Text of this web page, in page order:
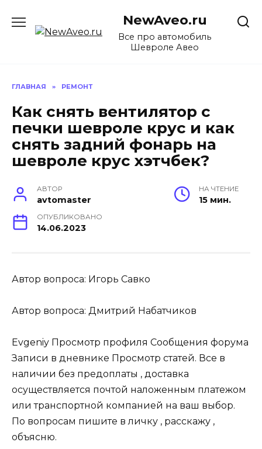
содержанию
NewAveo.ru
Все про автомобиль
Шевроле Авео
ГЛАВНАЯ » РЕМОНТ
Как снять вентилятор с
печки шевроле крус и как
снять задний фонарь на
шевроле крус хэтчбек?
АВТОР
avtomaster
НА ЧТЕНИЕ
15 мин.
ОПУБЛИКОВАНО
14.06.2023
Автор вопроса: Игорь Савко
Автор вопроса: Дмитрий Набатчиков
Evgeniy Просмотр профиля Сообщения форума
Записи в дневнике Просмотр статей. Все в
наличии без предоплаты , доставка
осуществляется почтой наложенным платежом
или транспортной компанией на ваш выбор.
По вопросам пишите в личку , расскажу ,
объясню.